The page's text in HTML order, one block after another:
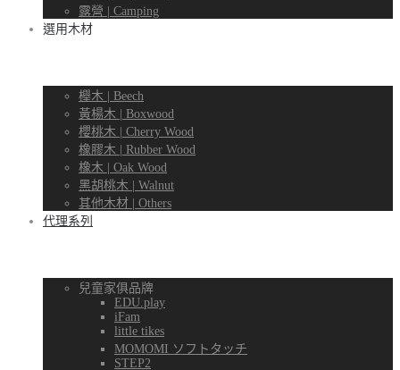
露營 | Camping
選用木材
櫸木 | Beech
黃楊木 | Boxwood
櫻桃木 | Cherry Wood
橡膠木 | Rubber Wood
橡木 | Oak Wood
黑胡桃木 | Walnut
其他木材 | Others
代理系列
兒童家俱品牌
EDU.play
iFam
little tikes
MOMOMI ソフトタッチ
STEP2